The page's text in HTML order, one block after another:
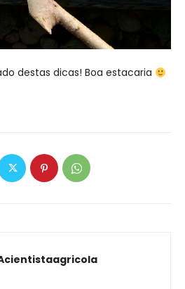
destas dicas! Boa estacaria